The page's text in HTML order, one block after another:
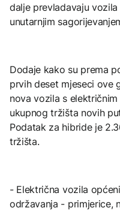
dalje prevladavaju
unutarnjim
Dodaje kako su prema
prvih deset mjeseci ove
nova vozila s
ukupnog tržišta novih
Podatak za hibride je
tržišta.
- Električna vozila
održavanja - primjerice,